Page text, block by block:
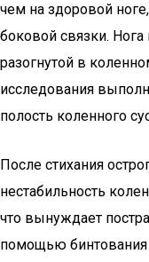
чем на здоровой
боковой связки.
разогнутой в
исследования
полость коленного
После стихания
нестабильность
что вынуждает
помощью